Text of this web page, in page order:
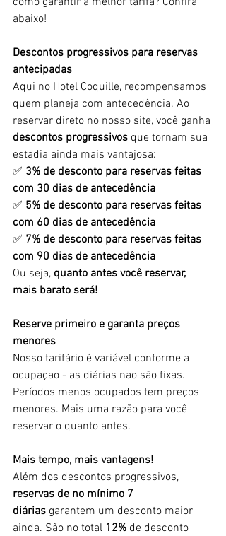
abaixo!
Descontos progressivos para reservas
antecipadas
Aqui no Hotel Coquille, recompensamos
quem planeja com antecedência. Ao
reservar direto no nosso site, você ganha
descontos progressivos que tornam sua
estadia ainda mais vantajosa:
✅ 3% de desconto para reservas feitas
com 30 dias de antecedência
✅ 5% de desconto para reservas feitas
com 60 dias de antecedência
✅ 7% de desconto para reservas feitas
com 90 dias de antecedência
Ou seja, quanto antes você reservar,
mais barato será!
Reserve primeiro e garanta preços
menores
Nosso tarifário é variável conforme a
ocupaçao - as diárias nao são fixas.
Períodos menos ocupados tem preços
menores. Mais uma razão para você
reservar o quanto antes.
Mais tempo, mais vantagens!
Além dos descontos progressivos,
reservas de no mínimo 7
diárias garantem um desconto maior
ainda. São no total 12% de desconto